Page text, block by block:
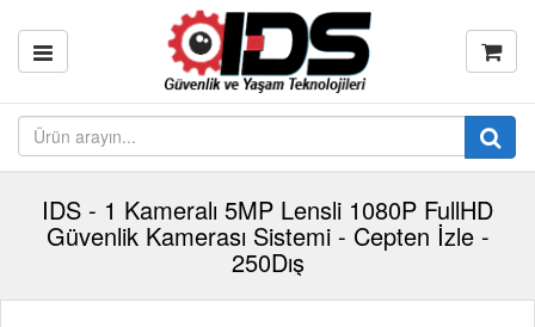
IDS - 1 Kameralı 5MP Lensli 1080P FullHD
Güvenlik Kamerası Sistemi - Cepten İzle -
250Dış